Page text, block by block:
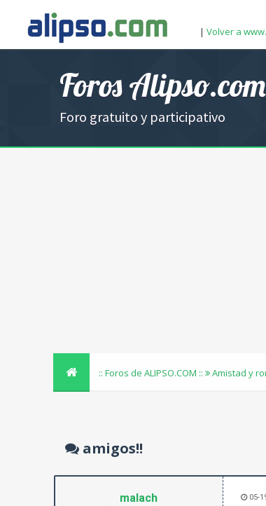
| Volver a
Foros Alipso.com
Foro gratuito y participativo
:: Foros de ALIPSO.COM :: Amistad y
amigos!!
malach 05-